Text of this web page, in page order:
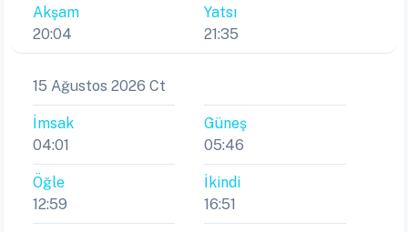
Akşam
20:04
Yatsı
21:35
15 Ağustos 2026 Ct
İmsak
04:01
Güneş
05:46
Öğle
12:59
İkindi
16:51